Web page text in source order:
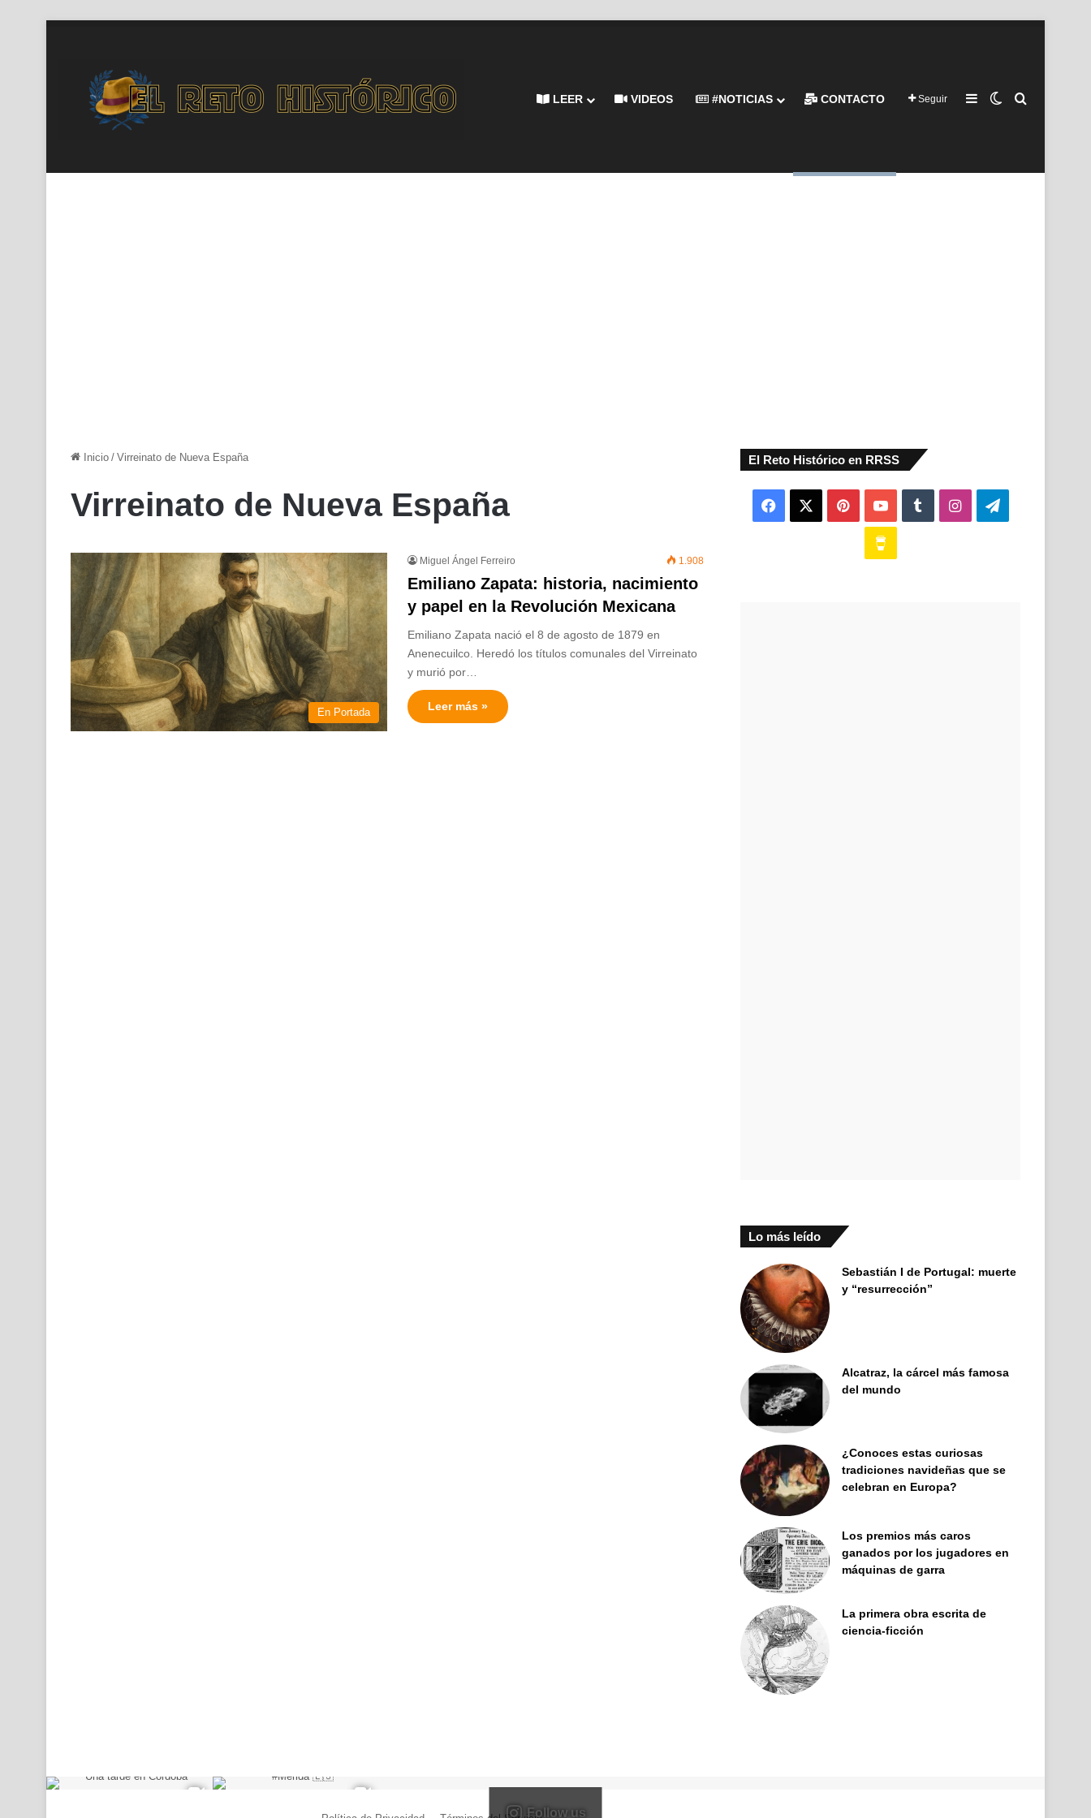
LEER VIDEOS #NOTICIAS CONTACTO Seguir Barra lateral
Switch skin
Inicio / Virreinato de Nueva España
Virreinato de Nueva España
En Portada
Miguel Ángel Ferreiro 1.908
Emiliano Zapata: historia, nacimiento
y papel en la Revolución Mexicana
Emiliano Zapata nació el 8 de agosto de 1879 en
Anenecuilco. Heredó los títulos comunales del Virreinato
y murió por…
Leer más »
El Reto Histórico en RRSS
Facebook PinterestYouTubeTumblrInstagramTelegram
Lo más leído
Sebastián I de Portugal: muerte
y “resurrección”
Alcatraz, la cárcel más famosa
del mundo
¿Conoces estas curiosas
tradiciones navideñas que se
celebran en Europa?
Los premios más caros
ganados por los jugadores en
máquinas de garra
La primera obra escrita de
ciencia-ficción
Follow us